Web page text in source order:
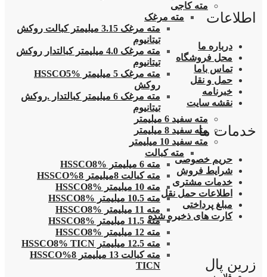
مته کاجی
مته مرغک
مته مرغک 3.15 میلیمتر کبالت روکش
تیتانیوم
مته مرغک 4.0 میلیمتر کبالتدار روکش
تیتانیوم
مته مرغک 5 میلیمتر HSSCO5%
روکش
مته مرغک 6 میلیمتر کبالتدار .روکش
تیتانیوم
مته سفید 6 میلیمتر
مته سفید 8 میلیمتر
مته سفید 10 میلیمتر
مته کبالت
مته 6 میلیمتر HSSCO8%
مته کبالت 8میلیمتر 8%HSSCO
مته 10 میلیمتر HSSCO8%
مته 10.5 میلیمتر HSSCO8%
مته 11 میلیمتر HSSCO8%
مته 11.5 میلیمتر HSSCO8%
مته 12 میلیمتر HSSCO8%
مته 12.5 میلیمتر HSSCO8% TICN
مته کبالت 13 میلیمتر 8%HSSCO
TICN
اطلاعات
درباره ما
محل فروشگاه
تماس باما
حمل و نقل
خبرنامه
نقشه سایت
خدمات ما
حریم خصوصی
شرایط فروش
خدمات مشتری
اطلاعات حمل نقل
مبلغ پرداختی
کارت های ذخیره شده
زرین پال